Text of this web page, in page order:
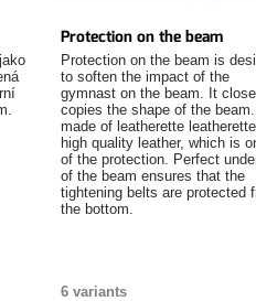
Protection on the beam
Protection on the beam is
to soften the impact of the
gymnast on the beam. It
copies the shape of the
made of leatherette
high quality leather, which is
of the protection. Perfect
of the beam ensures that the
tightening belts are protected
the bottom.
6 variants